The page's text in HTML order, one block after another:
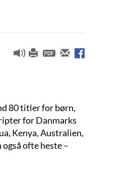
80 titler for børn,
for Danmarks
Kenya, Australien,
ofte heste –